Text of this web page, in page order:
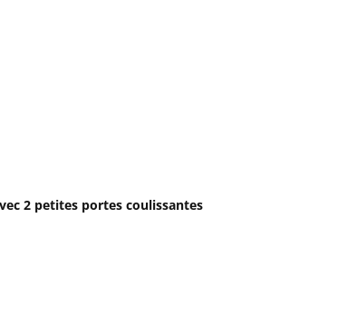
2 petites portes coulissantes